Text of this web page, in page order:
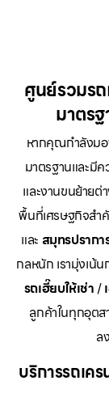
ศูนย์รวมรถ
มาตร
หากคุณกำลังม
มาตรฐานและมี
และงานขนย้ายต่
พื้นที่เศรษฐกิจสำ
และ สมุทรปรากา
กลหนัก เรามุ่งเน้
รถเฮี๊ยบให้เช่า/
ลูกค้าในทุกอุตส
ล
บริการรถเค